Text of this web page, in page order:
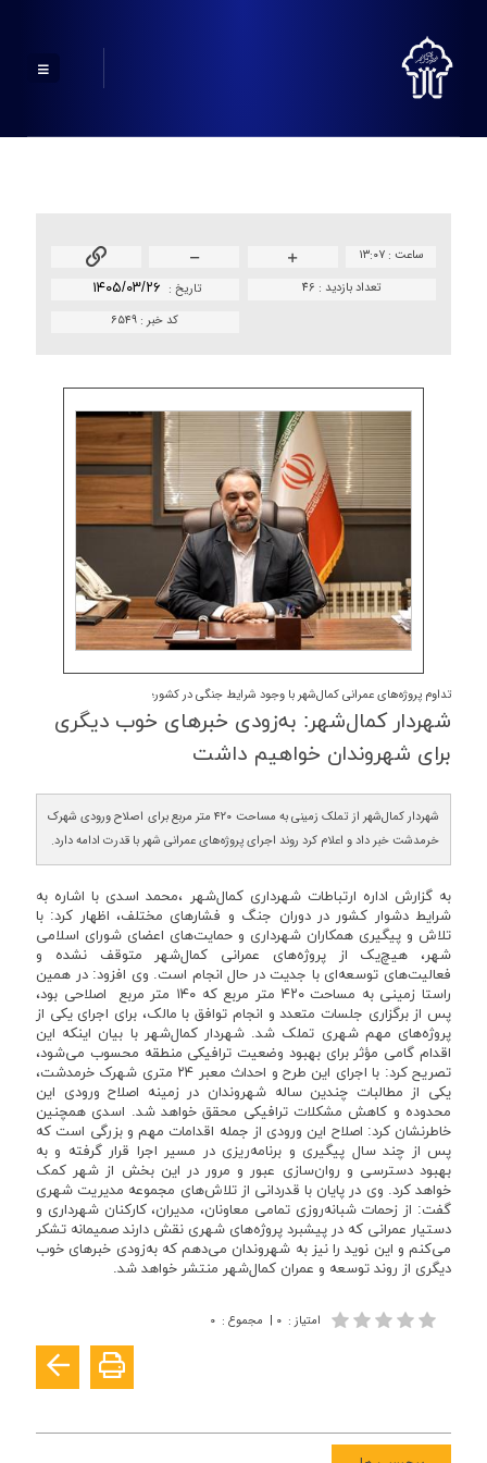
ساعت :۱۳:۰۷
تاريخ : ۱۴۰۵/۰۳/۲۶ تعداد بازدید : 46
کد خبر : ۶۵۴۹
تداوم پروژه‌های عمرانی کمال‌شهر با وجود شرایط جنگی در کشور؛
شهردار كمال‌شهر: به‌زودی خبرهای خوب دیگری
برای شهروندان خواهیم داشت
شهردار کمال‌شهر از تملک زمینی به مساحت ۴۲۰ متر مربع برای اصلاح ورودی شهرک
خرمدشت خبر داد و اعلام کرد روند اجرای پروژه‌های عمرانی شهر با قدرت ادامه دارد.
به گزارش اداره ارتباطات شهرداری کمال‌شهر ،محمد اسدی با اشاره به
شرایط دشوار کشور در دوران جنگ و فشارهای مختلف، اظهار کرد: با
تلاش و پیگیری همکاران شهرداری و حمایت‌های اعضای شورای اسلامی
شهر، هیچ‌یک از پروژه‌های عمرانی کمال‌شهر متوقف نشده و
فعالیت‌های توسعه‌ای با جدیت در حال انجام است. وی افزود: در همین
راستا زمینی به مساحت ۴۲۰ متر مربع که ۱۴۰ متر مربع اصلاحی بود،
پس از برگزاری جلسات متعدد و انجام توافق با مالک، برای اجرای یکی از
پروژه‌های مهم شهری تملک شد. شهردار کمال‌شهر با بیان اینکه این
اقدام گامی مؤثر برای بهبود وضعیت ترافیکی منطقه محسوب می‌شود،
تصریح کرد: با اجرای این طرح و احداث معبر ۲۴ متری شهرک خرمدشت،
یکی از مطالبات چندین ساله شهروندان در زمینه اصلاح ورودی این
محدوده و کاهش مشکلات ترافیکی محقق خواهد شد. اسدی همچنین
خاطرنشان کرد: اصلاح این ورودی از جمله اقدامات مهم و بزرگی است که
پس از چند سال پیگیری و برنامه‌ریزی در مسیر اجرا قرار گرفته و به
بهبود دسترسی و روان‌سازی عبور و مرور در این بخش از شهر کمک
خواهد کرد. وی در پایان با قدردانی از تلاش‌های مجموعه مدیریت شهری
گفت: از زحمات شبانه‌روزی تمامی معاونان، مدیران، کارکنان شهرداری و
دستیار عمرانی که در پیشبرد پروژه‌های شهری نقش دارند صمیمانه تشکر
می‌کنم و این نوید را نیز به شهروندان می‌دهم که به‌زودی خبرهای خوب
دیگری از روند توسعه و عمران کمال‌شهر منتشر خواهد شد.
امتیاز: ۰ | مجموع : ۰